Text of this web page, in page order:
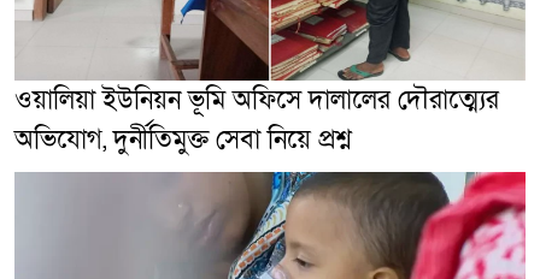
ওয়ালিয়া ইউনিয়ন ভূমি অফিসে দালালের দৌরাত্ম্যের
অভিযোগ, দুর্নীতিমুক্ত সেবা নিয়ে প্রশ্ন